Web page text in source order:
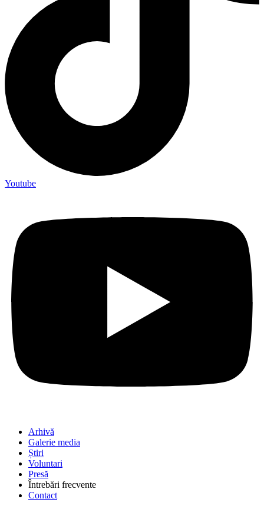
Youtube
Arhivă
Galerie media
Știri
Voluntari
Presă
Întrebări frecvente
Contact